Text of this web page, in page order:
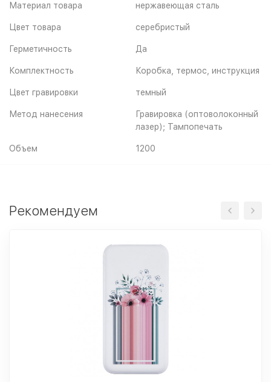
Материал товара нержавеющая сталь
Цвет товара серебристый
Герметичность Да
Комплектность Коробка, термос, инструкция
Цвет гравировки темный
Метод нанесения
Гравировка (оптоволоконный
лазер); Тампопечать
Объем 1200
Рекомендуем